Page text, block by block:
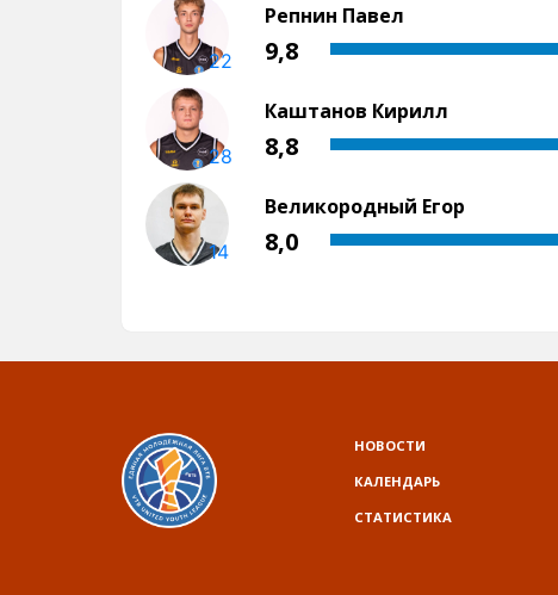
НОВОСТИ
КАЛЕНДАРЬ
СТАТИСТИКА